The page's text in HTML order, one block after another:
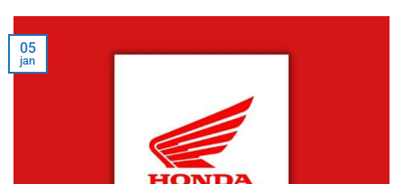
05
jan